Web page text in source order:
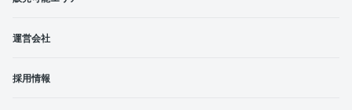
運営会社
採用情報